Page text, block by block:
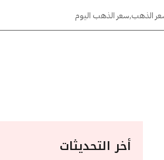
الذهب,سعر الذهب اليوم
أخر التحديثات